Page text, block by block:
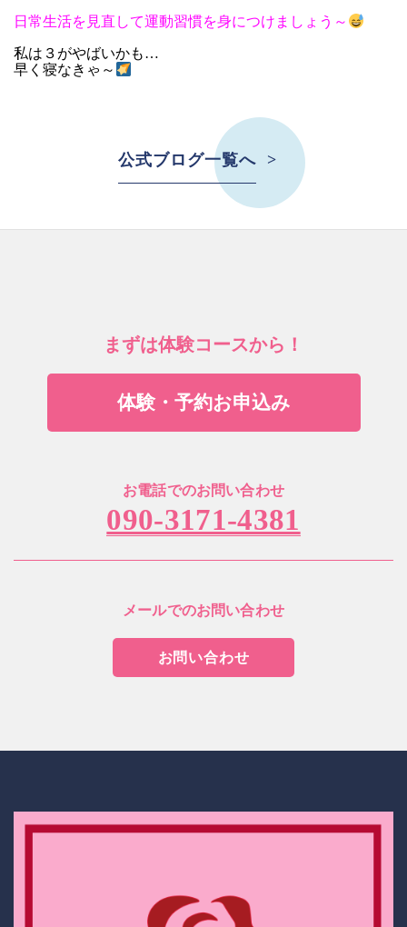
日常生活を見直して運動習慣を身につけましょう～
私は３がやばいかも…
早く寝なきゃ～
公式ブログ一覧へ
まずは体験コースから！
体験・予約お申込み
お電話でのお問い合わせ
090-3171-4381
メールでのお問い合わせ
お問い合わせ